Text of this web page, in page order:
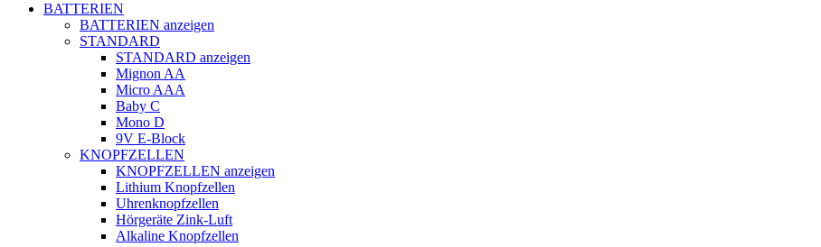
BATTERIEN
BATTERIEN anzeigen
STANDARD
STANDARD anzeigen
Mignon AA
Micro AAA
Baby C
Mono D
9V E-Block
KNOPFZELLEN
KNOPFZELLEN anzeigen
Lithium Knopfzellen
Uhrenknopfzellen
Hörgeräte Zink-Luft
Alkaline Knopfzellen